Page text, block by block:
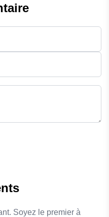
Soyez le premier à